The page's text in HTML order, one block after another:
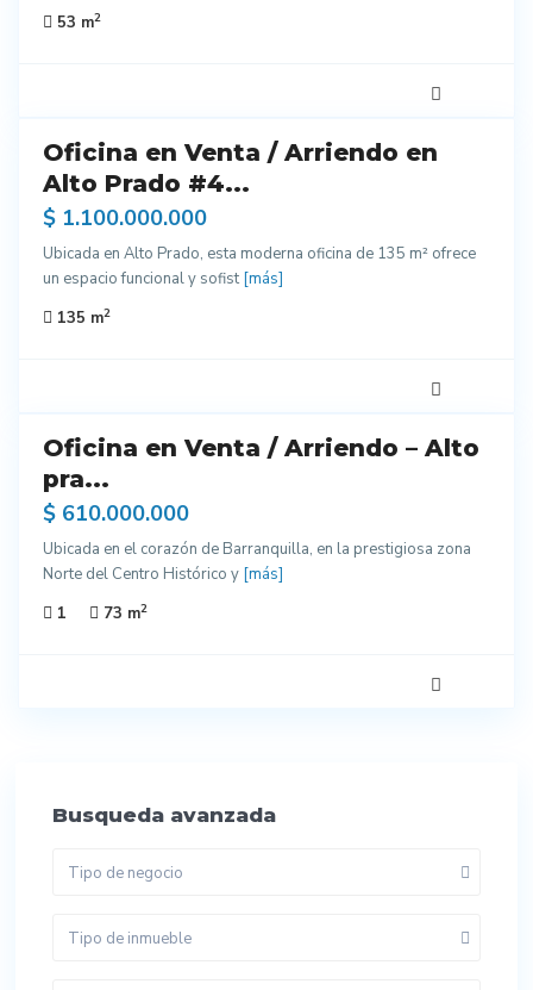
53 m2
Oficina en Venta / Arriendo en
Alto Prado #4...
$ 1.100.000.000
Ubicada en Alto Prado, esta moderna oficina de 135 m² ofrece
un espacio funcional y sofist [más]
135 m2
Oficina en Venta / Arriendo – Alto
pra...
$ 610.000.000
Ubicada en el corazón de Barranquilla, en la prestigiosa zona
Norte del Centro Histórico y [más]
1
73 m2
Busqueda avanzada
Tipo de negocio
Tipo de inmueble